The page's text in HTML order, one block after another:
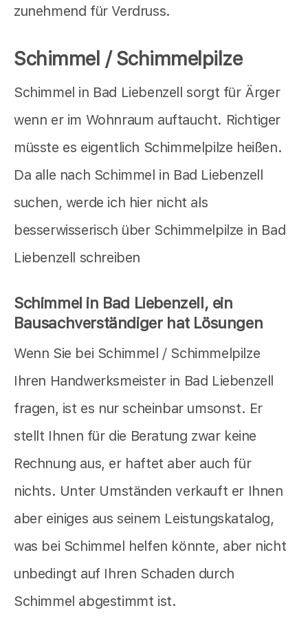
zunehmend für Verdruss.
Schimmel / Schimmelpilze
Schimmel in Bad Liebenzell sorgt für Ärger
wenn er im Wohnraum auftaucht. Richtiger
müsste es eigentlich Schimmelpilze heißen.
Da alle nach Schimmel in Bad Liebenzell
suchen, werde ich hier nicht als
besserwisserisch über Schimmelpilze in Bad
Liebenzell schreiben
Schimmel in Bad Liebenzell, ein
Bausachverständiger hat Lösungen
Wenn Sie bei Schimmel / Schimmelpilze
Ihren Handwerksmeister in Bad Liebenzell
fragen, ist es nur scheinbar umsonst. Er
stellt Ihnen für die Beratung zwar keine
Rechnung aus, er haftet aber auch für
nichts. Unter Umständen verkauft er Ihnen
aber einiges aus seinem Leistungskatalog,
was bei Schimmel helfen könnte, aber nicht
unbedingt auf Ihren Schaden durch
Schimmel abgestimmt ist.